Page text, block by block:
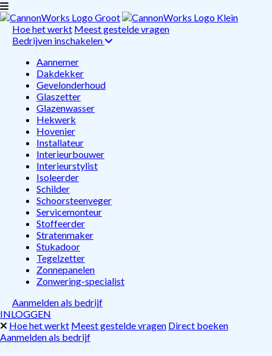
Hoe het werkt Meest gestelde vragen
Bedrijven inschakelen
Aannemer
Dakdekker
Gevelonderhoud
Glaszetter
Glazenwasser
Hekwerk
Hovenier
Installateur
Interieurbouwer
Interieurstylist
Isoleerder
Schilder
Schoorsteenveger
Servicemonteur
Stoffeerder
Stratenmaker
Stukadoor
Tegelzetter
Zonnepanelen
Zonwering-specialist
Aanmelden als bedrijf
INLOGGEN
Hoe het werkt Meest gestelde vragen Direct boeken
Aanmelden als bedrijf